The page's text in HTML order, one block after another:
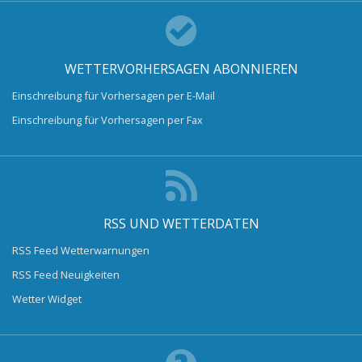
WETTERVORHERSAGEN ABONNIEREN
Einschreibung für Vorhersagen per E-Mail
Einschreibung für Vorhersagen per Fax
RSS UND WETTERDATEN
RSS Feed Wetterwarnungen
RSS Feed Neuigkeiten
Wetter Widget